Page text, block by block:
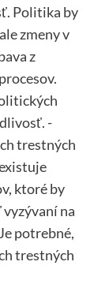
Politika by
zmeny v
z
-
trestných
ktoré by
na
potrebné,
trestných